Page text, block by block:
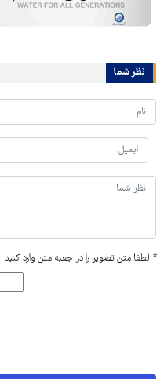
نظر شما
* لطفا متن تصویر را در جعبه متن وارد کنید